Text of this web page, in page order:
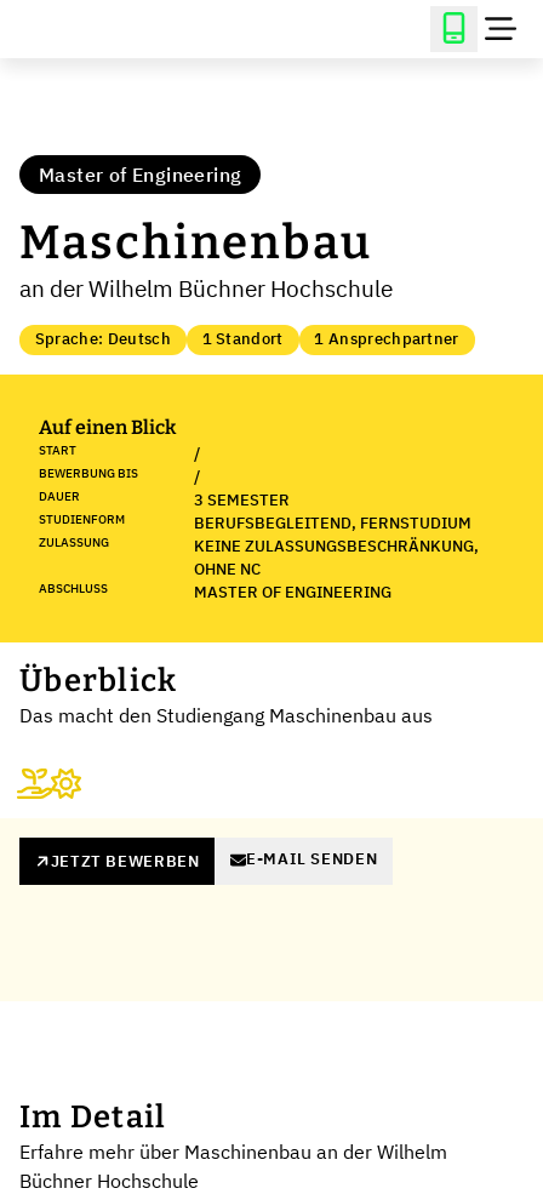
Master of Engineering
Maschinenbau
an der Wilhelm Büchner Hochschule
Sprache: Deutsch 1 Standort 1 Ansprechpartner
Auf einen Blick
START /
BEWERBUNG BIS /
DAUER 3 SEMESTER
STUDIENFORM BERUFSBEGLEITEND, FERNSTUDIUM
ZULASSUNG
KEINE ZULASSUNGSBESCHRÄNKUNG,
OHNE NC
ABSCHLUSS MASTER OF ENGINEERING
Überblick
Das macht den Studiengang Maschinenbau aus
JETZT BEWERBEN E-MAIL SENDEN
Im Detail
Erfahre mehr über Maschinenbau an der Wilhelm
Büchner Hochschule